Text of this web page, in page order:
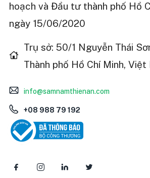
hoạch và Đầu tư thành phố Hồ
ngày 15/06/2020
Trụ sở: 50/1 Nguyễn Thái
Thành phố Hồ Chí Minh, Việt
info@samnamthienan.com
+08 988 79 192